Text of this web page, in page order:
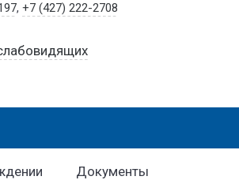
,+7 (427) 222-2708
Документы